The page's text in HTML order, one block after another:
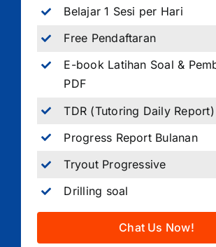
Belajar 1 Sesi per Hari
Free Pendaftaran
E-book Latihan Soal &
PDF
TDR (Tutoring Daily
Progress Report Bulanan
Tryout Progressive
Drilling soal
Chat Us Now!